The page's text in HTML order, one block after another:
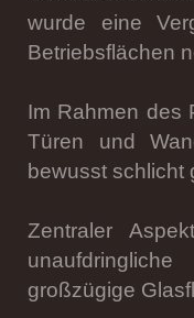
wurde eine
Betriebsflächen
Im Rahmen des
Türen und
bewusst schlicht
Zentraler
großzügige